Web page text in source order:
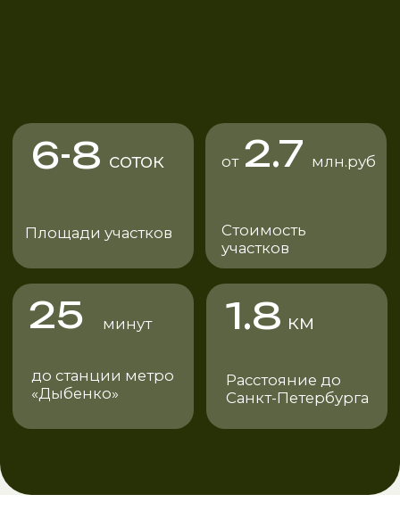
Полная оплата
В подарок временное
электричество и электростол со
счетчиком
Зафиксировать стоимость